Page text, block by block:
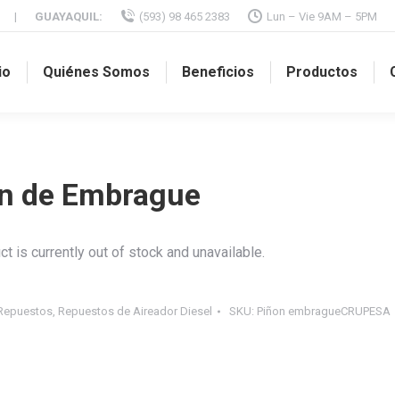
| GUAYAQUIL: (593) 98 465 2383 Lun – Vie 9AM – 5PM
Quiénes Somos Beneficios Productos
de Embrague
is currently out of stock and unavailable.
, Repuestos de Aireador Diesel SKU: Piñon embragueCRUPESA